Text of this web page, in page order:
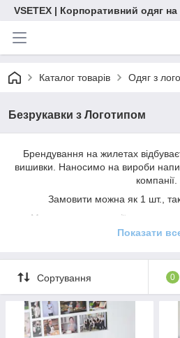
VSETEX | Корпоративний одяг
Каталог товарів Одяг з
Безрукавки з Логотипом
Брендування на жилетах
вишивки. Наносимо на вироби
компанії.
Замовити можна як 1 шт., так
Менеджери компанії нададуть
вартості, термінам та
можете зробивши передоплату у
Показати
Сортування 0